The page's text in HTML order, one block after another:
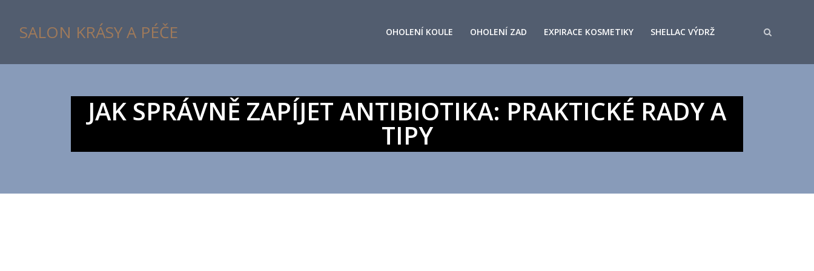
SALON KRÁSY A PÉČE OHOLENÍ KOULE OHOLENÍ ZAD EXPIRACE KOSMETIKY SHELLAC VÝDRŽ
JAK SPRÁVNĚ ZAPÍJET ANTIBIOTIKA: PRAKTICKÉ RADY A
TIPY